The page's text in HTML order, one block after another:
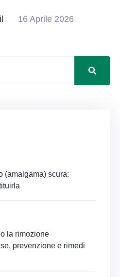
16 Aprile 2026
(amalgama) scura:
la rimozione
prevenzione e rimedi